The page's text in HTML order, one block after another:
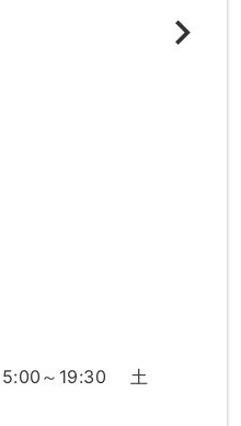
～19:30 土